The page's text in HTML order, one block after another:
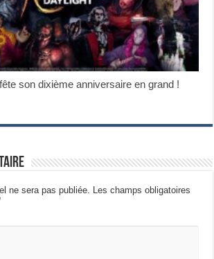
son dixième anniversaire en grand !
ne sera pas publiée. Les champs obligatoires